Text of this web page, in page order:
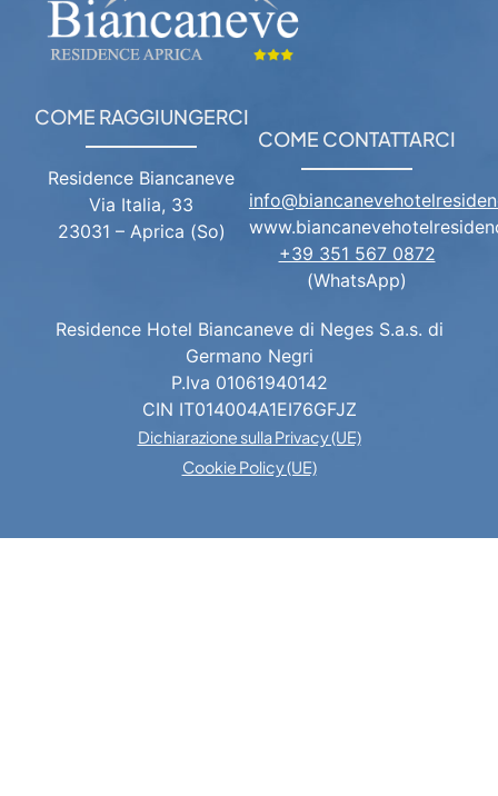
COME RAGGIUNGERCI
Residence Biancaneve
Via Italia, 33
23031 – Aprica (So)
COME CONTATTARCI
+39 351 567 0872
(WhatsApp)
Residence Hotel Biancaneve di Neges S.a.s. di
Germano Negri
P.Iva 01061940142
CIN IT014004A1EI76GFJZ
Dichiarazione sulla Privacy (UE)
Cookie Policy (UE)